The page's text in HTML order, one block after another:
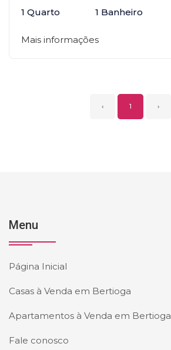
1 Quarto 1 Banheiro
Mais informações
‹ 1 ›
Menu
Página Inicial
Casas à Venda em Bertioga
Apartamentos à Venda em Bertioga
Fale conosco